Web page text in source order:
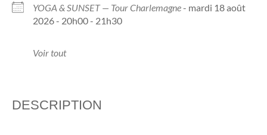
YOGA & SUNSET — Tour Charlemagne- mardi 18 août
2026 - 20h00 - 21h30
Voir tout
DESCRIPTION